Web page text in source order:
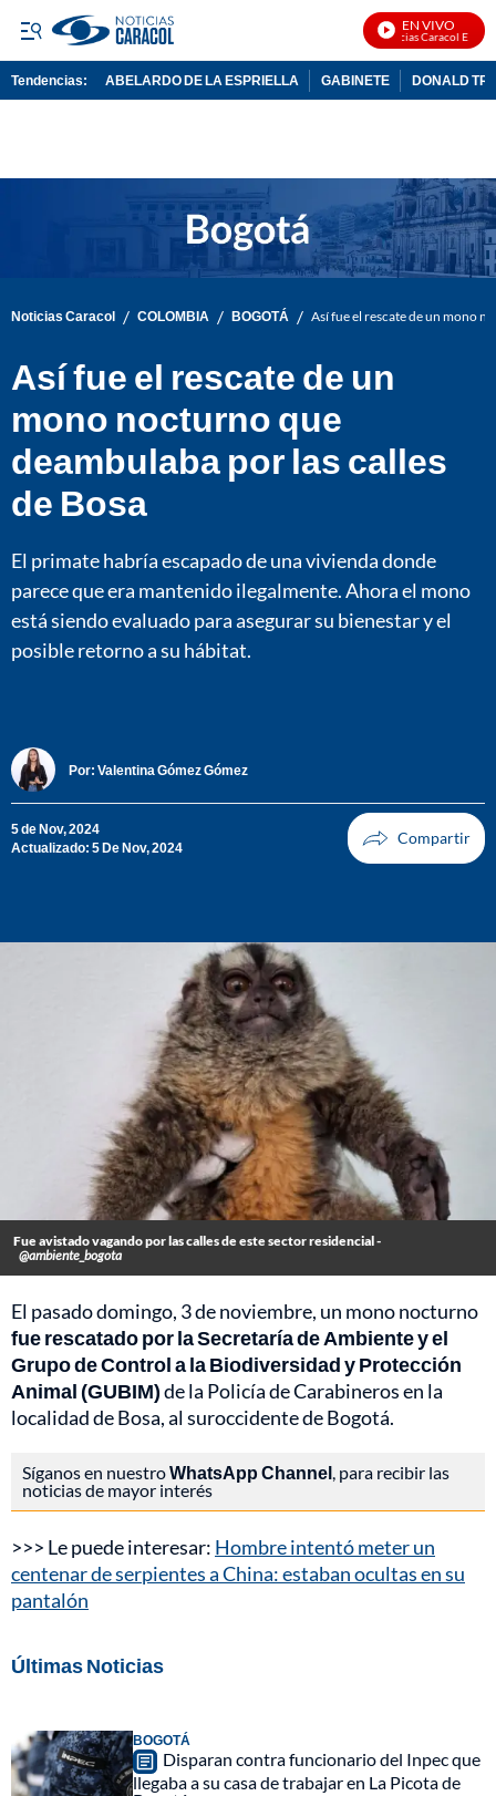
EN VIVO
Noticias Caracol En Vivo
Tendencias: ABELARDO DE LA ESPRIELLA GABINETE DONALD
Noticias Caracol / COLOMBIA / BOGOTÁ / Así fue el rescate de un mono
Así fue el rescate de un
mono nocturno que
deambulaba por las calles
de Bosa
El primate habría escapado de una vivienda donde
parece que era mantenido ilegalmente. Ahora el mono
está siendo evaluado para asegurar su bienestar y el
posible retorno a su hábitat.
Por: Valentina Gómez Gómez
5 de Nov, 2024
Actualizado: 5 De Nov, 2024
Fue avistado vagando por las calles de este sector residencial -
@ambiente_bogota
El pasado domingo, 3 de noviembre, un mono nocturno
fue rescatado por la Secretaría de Ambiente y el
Grupo de Control a la Biodiversidad y Protección
Animal (GUBIM)de la Policía de Carabineros en la
localidad de Bosa, al suroccidente de Bogotá.
Síganos en nuestroWhatsApp Channel, para recibir las
noticias de mayor interés
>>> Le puede interesar: Hombre intentó meter un
centenar de serpientes a China: estaban ocultas en su
pantalón
Últimas Noticias
BOGOTÁ
Disparan contra funcionario del Inpec que
llegaba a su casa de trabajar en La Picota de